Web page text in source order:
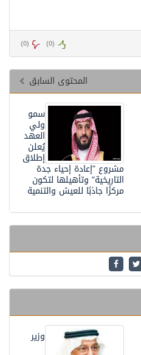
(
0
) (
0
)
المحتوى السابق
سمو
ولي
العهد
يُعلن
إطلاق
مشروع "إعادة إحياء جدة
التاريخية" وتأهيلها لتكون
مركزًا جاذبًا للعيش والتنمية
وزير